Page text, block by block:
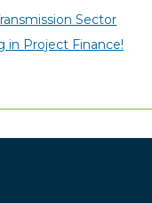
Sector
in Project Finance!